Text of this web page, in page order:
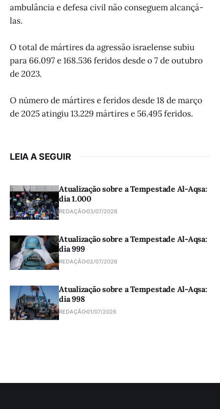
ambulância e defesa civil não conseguem alcançá-
las.
O total de mártires da agressão israelense subiu
para 66.097 e 168.536 feridos desde o 7 de outubro
de 2023.
O número de mártires e feridos desde 18 de março
de 2025 atingiu 13.229 mártires e 56.495 feridos.
LEIA A SEGUIR
Atualização sobre a Tempestade Al-Aqsa:
dia 1.000
REDAÇÃO03/07/2026
Atualização sobre a Tempestade Al-Aqsa:
dia 999
REDAÇÃO02/07/2026
Atualização sobre a Tempestade Al-Aqsa:
dia 998
REDAÇÃO01/07/2026